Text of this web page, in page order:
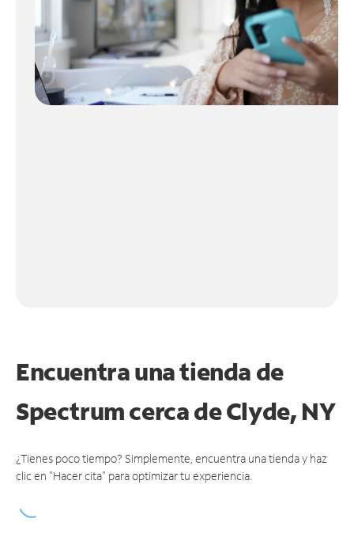
Encuentra una tienda de
Spectrumcerca de Clyde, NY
¿Tienes poco tiempo? Simplemente, encuentra una tienda y haz
clic en "Hacer cita" para optimizar tu experiencia.